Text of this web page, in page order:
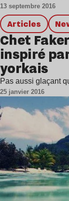
13 septembre 2016
Articles
Chet
inspiré
yorkais
Pas aussi glaçant
25 janvier 2016